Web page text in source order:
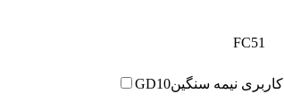
FC51
کاربری نیمه سنگینGD10